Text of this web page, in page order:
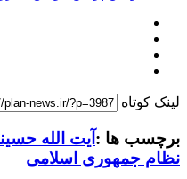
لینک کوتاه
برچسب ها : آیت الله
نظام جمهوری اسلامی